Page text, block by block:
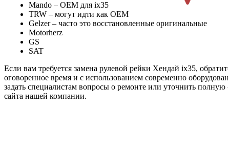
Mando – OEM для ix35
TRW – могут идти как OEM
Gelzer – часто это восстановленные оригинальные
Motorherz
GS
SAT
Если вам требуется замена рулевой рейки Хендай ix35,
оговоренное время и с использованием современно
задать специалистам вопросы о ремонте или уточнить
сайта нашей компании.